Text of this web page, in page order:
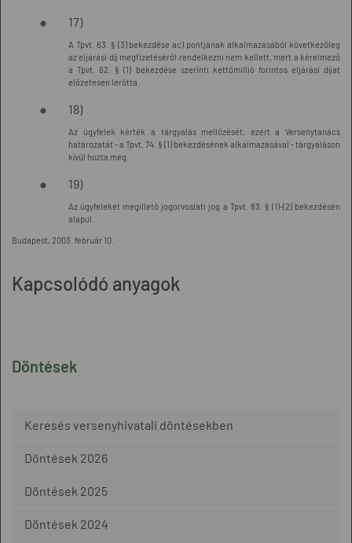
Döntések
Keresés versenyhivatali döntésekben
Döntések 2026
Döntések 2025
Döntések 2024
17)
A Tpvt. 63. § (3) bekezdése ac) pontjának alkalmazásából következőleg
az eljárási díj megfizetéséről rendelkezni nem kellett, mert a kérelmező
a Tpvt. 62. § (1) bekezdése szerinti kettőmillió forintos eljárási díjat
előzetesen lerótta.
18)
Az ügyfelek kérték a tárgyalás mellőzését, ezért a Versenytanács
határozatát - a Tpvt. 74. § (1) bekezdésének alkalmazásával - tárgyaláson
kívül hozta meg.
19)
Az ügyfeleket megillető jogorvoslati jog a Tpvt. 83. § (1)-(2) bekezdésén
alapul.
Budapest, 2003. február 10.
Kapcsolódó anyagok